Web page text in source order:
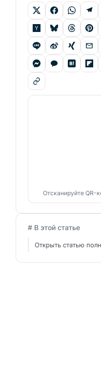
Отсканируйте QR-
# В этой статье
Открыть статью